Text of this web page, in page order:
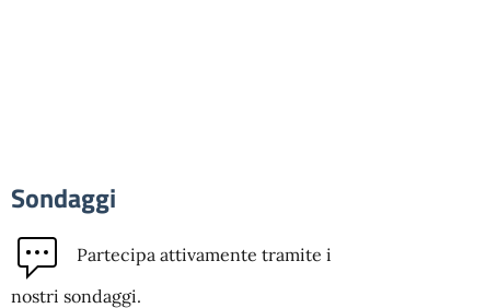
Sondaggi
Partecipa attivamente tramite i
nostri sondaggi.